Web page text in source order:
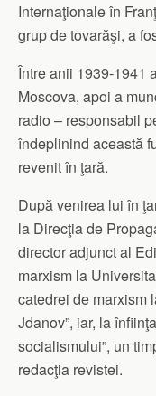
Internaţionale în
grup de tovarăşi, a
Între anii 1939-1941
Moscova, apoi a
radio – responsabil
îndeplinind această
revenit în ţară.
După venirea lui în
la Direcţia de
director adjunct al
marxism la
catedrei de marxism
Jdanov”, iar, la
socialismului”, un
redacţia revistei.